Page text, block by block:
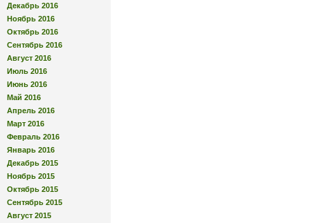
Декабрь 2016
Ноябрь 2016
Октябрь 2016
Сентябрь 2016
Август 2016
Июль 2016
Июнь 2016
Май 2016
Апрель 2016
Март 2016
Февраль 2016
Январь 2016
Декабрь 2015
Ноябрь 2015
Октябрь 2015
Сентябрь 2015
Август 2015